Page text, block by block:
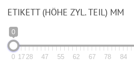
ETIKETT (HÖHE ZYL. TEIL) MM
0
0 17 28 47 55 62 67 78 84